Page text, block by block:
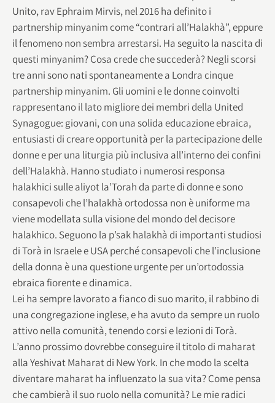
Unito, rav Ephraim Mirvis, nel 2016 ha definito i
partnership minyanim come “contrari all’Halakhà”, eppure
il fenomeno non sembra arrestarsi. Ha seguito la nascita di
questi minyanim? Cosa crede che succederà? Negli scorsi
tre anni sono nati spontaneamente a Londra cinque
partnership minyanim. Gli uomini e le donne coinvolti
rappresentano il lato migliore dei membri della United
Synagogue: giovani, con una solida educazione ebraica,
entusiasti di creare opportunità per la partecipazione delle
donne e per una liturgia più inclusiva all’interno dei confini
dell’Halakhà. Hanno studiato i numerosi responsa
halakhici sulle aliyot la’Torah da parte di donne e sono
consapevoli che l’halakhà ortodossa non è uniforme ma
viene modellata sulla visione del mondo del decisore
halakhico. Seguono la p’sak halakhà di importanti studiosi
di Torà in Israele e USA perché consapevoli che l’inclusione
della donna è una questione urgente per un’ortodossia
ebraica fiorente e dinamica.
Lei ha sempre lavorato a fianco di suo marito, il rabbino di
una congregazione inglese, e ha avuto da sempre un ruolo
attivo nella comunità, tenendo corsi e lezioni di Torà.
L’anno prossimo dovrebbe conseguire il titolo di maharat
alla Yeshivat Maharat di New York. In che modo la scelta
diventare maharat ha influenzato la sua vita? Come pensa
che cambierà il suo ruolo nella comunità? Le mie radici